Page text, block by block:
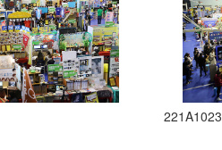
221A1023